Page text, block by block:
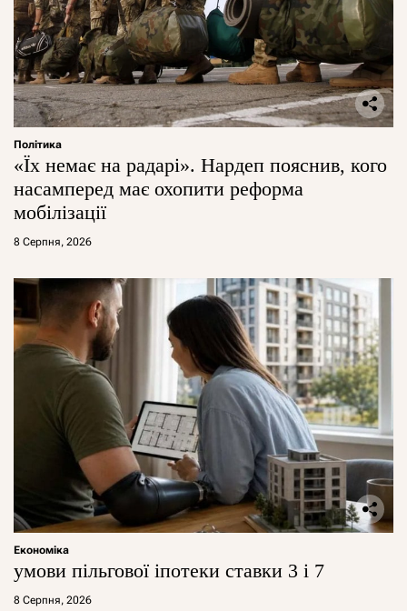
Політика
«Їх немає на радарі». Нардеп пояснив, кого
насамперед має охопити реформа
мобілізації
8 Серпня, 2026
Економіка
умови пільгової іпотеки ставки 3 і 7
8 Серпня, 2026